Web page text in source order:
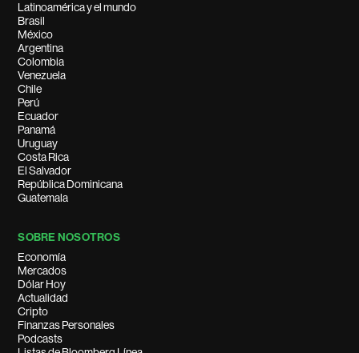
Latinoamérica y el mundo
Brasil
México
Argentina
Colombia
Venezuela
Chile
Perú
Ecuador
Panamá
Uruguay
Costa Rica
El Salvador
República Dominicana
Guatemala
SOBRE NOSOTROS
Economía
Mercados
Dólar Hoy
Actualidad
Cripto
Finanzas Personales
Podcasts